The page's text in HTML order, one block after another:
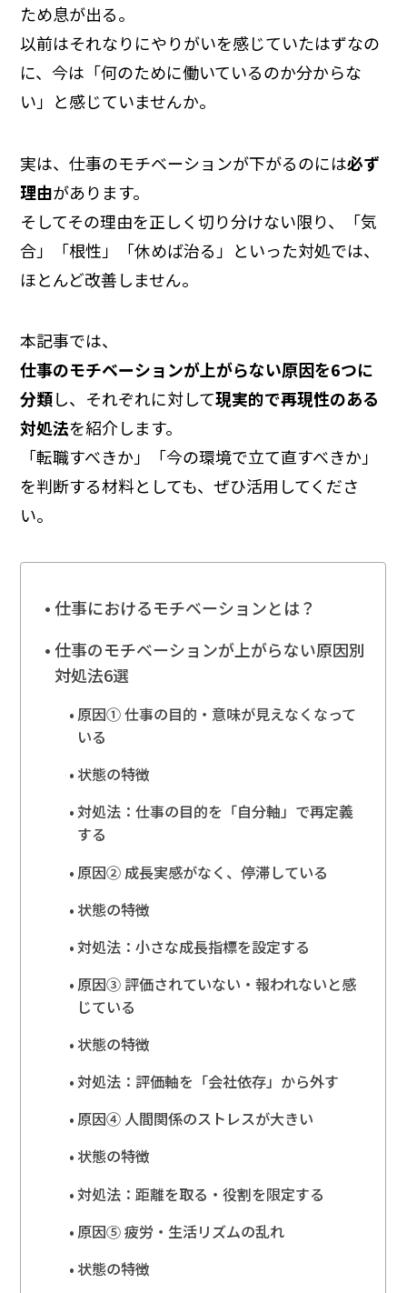
ため息が出る。
以前はそれなりにやりがいを感じていたはずなの
に、今は「何のために働いているのか分からな
い」と感じていませんか。
実は、仕事のモチベーションが下がるのには必ず
理由があります。
そしてその理由を正しく切り分けない限り、「気
合」「根性」「休めば治る」といった対処では、
ほとんど改善しません。
本記事では、
仕事のモチベーションが上がらない原因を6つに
分類し、それぞれに対して現実的で再現性のある
対処法を紹介します。
「転職すべきか」「今の環境で立て直すべきか」
を判断する材料としても、ぜひ活用してくださ
い。
仕事におけるモチベーションとは？
仕事のモチベーションが上がらない原因別
対処法6選
原因① 仕事の目的・意味が見えなくなって
いる
状態の特徴
対処法：仕事の目的を「自分軸」で再定義
する
原因② 成長実感がなく、停滞している
状態の特徴
対処法：小さな成長指標を設定する
原因③ 評価されていない・報われないと感
じている
状態の特徴
対処法：評価軸を「会社依存」から外す
原因④ 人間関係のストレスが大きい
状態の特徴
対処法：距離を取る・役割を限定する
原因⑤ 疲労・生活リズムの乱れ
状態の特徴